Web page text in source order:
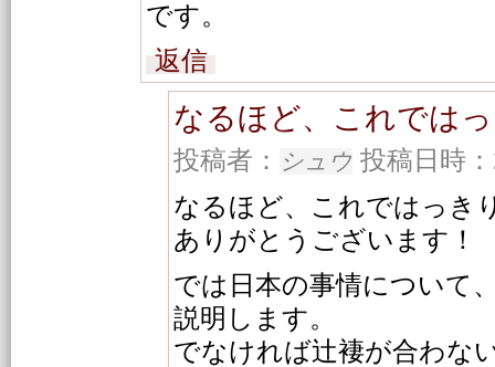
です。
返信
なるほど、これでは
投稿者： シュウ 投稿日時
なるほど、これではっき
ありがとうございます！
では日本の事情について
説明します。
でなければ辻褄が合わな